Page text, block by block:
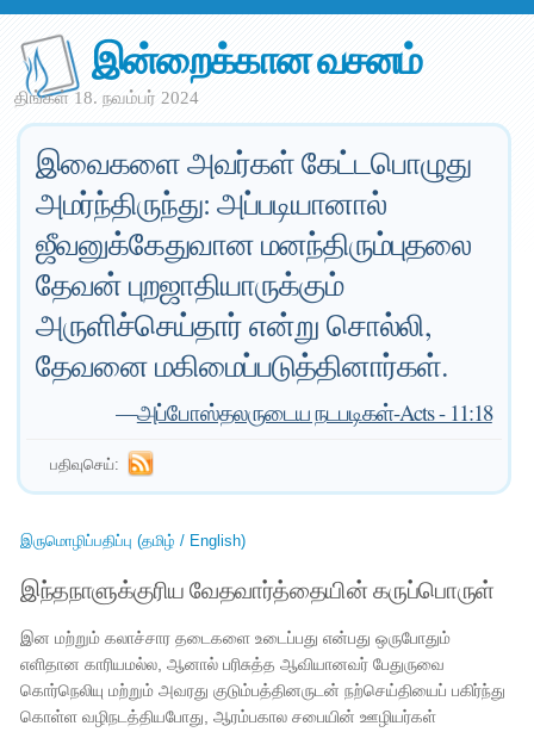
இன்றைக்கான வசனம்
திங்கள் 18. நவம்பர் 2024
இவைகளை அவர்கள் கேட்டபொழுது
அமர்ந்திருந்து: அப்படியானால்
ஜீவனுக்கேதுவான மனந்திரும்புதலை
தேவன் புறஜாதியாருக்கும்
அருளிச்செய்தார் என்று சொல்லி,
தேவனை மகிமைப்படுத்தினார்கள்.
—அப்போஸ்தலருடைய நடபடிகள்-Acts - 11:18
பதிவுசெய்:
இருமொழிப்பதிப்பு (தமிழ் / English)
இந்தநாளுக்குரிய வேதவார்த்தையின் கருப்பொருள்
இன மற்றும் கலாச்சார தடைகளை உடைப்பது என்பது ஒருபோதும்
எளிதான காரியமல்ல, ஆனால் பரிசுத்த ஆவியானவர் பேதுருவை
கொர்நெலியு மற்றும் அவரது குடும்பத்தினருடன் நற்செய்தியைப் பகிர்ந்து
கொள்ள வழிநடத்தியபோது, ​​​​ஆரம்பகால சபையின் ஊழியர்கள்